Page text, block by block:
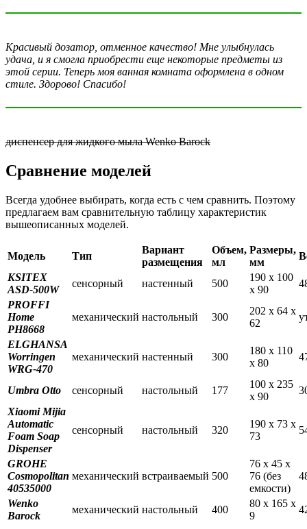
Красивый дозатор, отменное качество! Мне улыбнулась
удача, и я смогла приобрести еще некоторые предметы из
этой серии. Теперь моя ванная комната оформлена в одном
стиле. Здорово! Спасибо!
диспенсер для жидкого мыла Wenko Barock
Сравнение моделей
Всегда удобнее выбирать, когда есть с чем сравнить. Поэтому
предлагаем вам сравнительную таблицу характеристик
вышеописанных моделей.
Модель Тип
Вариант
размещения
Объем,
мл
Размеры,
мм
KSITEX
ASD-500W
сенсорный настенный 500
190 х 100
х 90
PROFFI
Home
PH8668
механический настольный 300
202 х 64 х
62
ELGHANSA
Worringen
WRG-470
механический настенный 300
180 х 110
х 80
Umbra Otto сенсорный настольный 177
100 х 235
х 90
Xiaomi Mijia
Automatic
Foam Soap
Dispenser
сенсорный настольный 320
190 х 73 х
73
GROHE
Cosmopolitan
40535000
механический встраиваемый 500
76 х 45 х
76 (без
емкости)
Wenko
Barock
механический настольный 400
80 х 165 х
9